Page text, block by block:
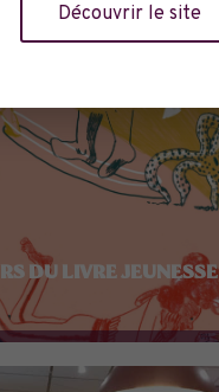
DU LIVRE JEUNESSE
Découvrir le site